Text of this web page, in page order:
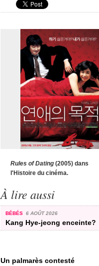
Rules of Dating (2005) dans
l'Histoire du cinéma.
À lire aussi
BÉBÉS 6 AOÛT 2026
Kang Hye-jeong enceinte?
Un palmarès contesté